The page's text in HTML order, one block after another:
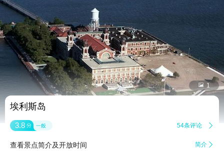
 1
埃利斯岛
3.8 分 一般 54条评论 
查看景点简介及开放时间 简介 
